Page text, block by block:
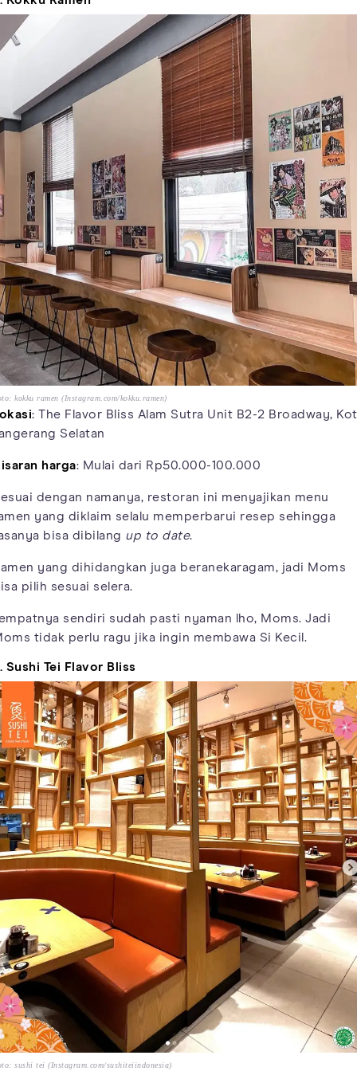
kokku ramen (Instagram.com/kokku.ramen)
: The Flavor Bliss Alam Sutra Unit B2-2 Broadway,
Selatan
harga: Mulai dari Rp50.000-100.000
dengan namanya, restoran ini menyajikan menu
yang diklaim selalu memperbarui resep sehingga
bisa dibilang up to date.
yang dihidangkan juga beranekaragam, jadi Moms
pilih sesuai selera.
sendiri sudah pasti nyaman lho, Moms. Jadi
tidak perlu ragu jika ingin membawa Si Kecil.
Sushi Tei Flavor Bliss
sushi tei (Instagram.com/sushiteiindonesia)